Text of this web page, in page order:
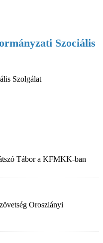
Szociális
Szolgálat
Tábor a KFMKK-ban
Oroszlányi